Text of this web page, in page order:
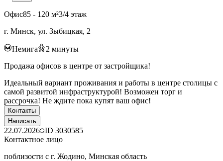
Офис85 - 120 м²3/4 этаж
г. Минск, ул. Зыбицкая, 2
Немига 2 минуты
Продажа офисов в центре от застройщика!
Идеальный вариант проживания и работы в центре столицы с
самой развитой инфраструктурой! Возможен торг и
рассрочка! Не ждите пока купят ваш офис!
Контакты
Написать
22.07.2026 ID 3030585
Контактное лицо
поблизости с г. Жодино, Минская область